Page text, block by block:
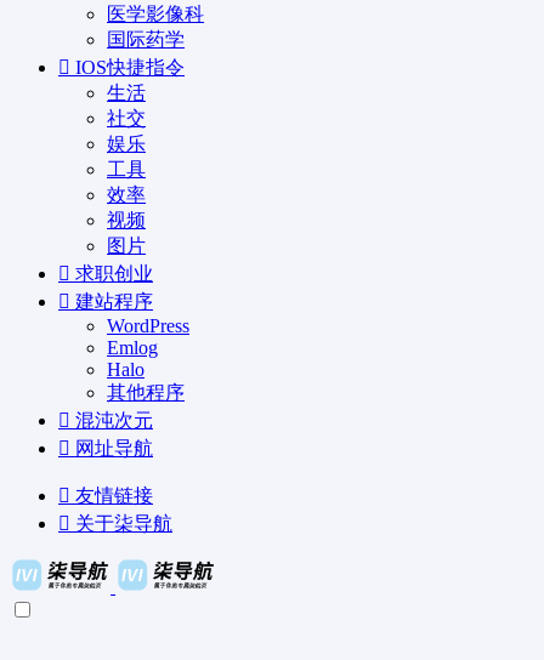
医学影像科
国际药学
IOS快捷指令
生活
社交
娱乐
工具
效率
视频
图片
求职创业
建站程序
WordPress
Emlog
Halo
其他程序
混沌次元
网址导航
友情链接
关于柒导航